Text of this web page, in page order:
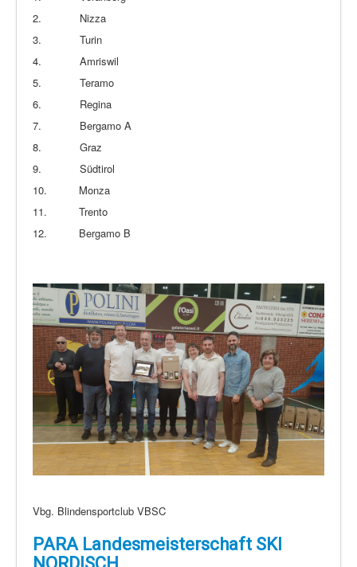
2.
Nizza
3.
Turin
4.
Amriswil
5.
Teramo
6.
Regina
7.
Bergamo A
8.
Graz
9.
Südtirol
10.
Monza
11.
Trento
12.
Bergamo B
Vbg. Blindensportclub VBSC
PARA Landesmeisterschaft SKI